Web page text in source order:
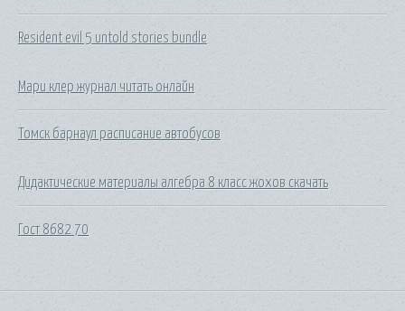
Resident evil 5 untold stories bundle
Мари клер журнал читать онлайн
Томск барнаул расписание автобусов
Дидактические материалы алгебра 8 класс жохов скачать
Гост 8682 70